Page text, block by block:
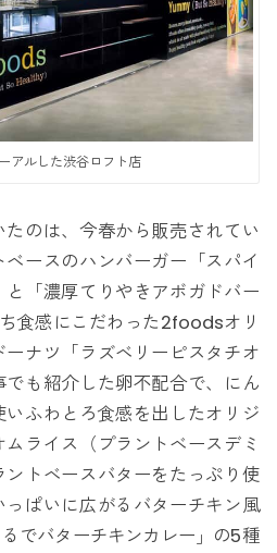
アルした渋谷ロフト店
のは、今春から販売されてい
ースのハンバーガー「スパイ
「濃厚てりやきアボガドバー
食感にこだわった2foodsオリ
ナツ「ラズベリーピスタチオ
でも紹介した卵不配合で、にん
いふわとろ食感を出したオリジ
ライス（プラントベースデミ
トベースバターをたっぷり使
ぱいに広がるバターチキン風
でバターチキンカレー」の5種